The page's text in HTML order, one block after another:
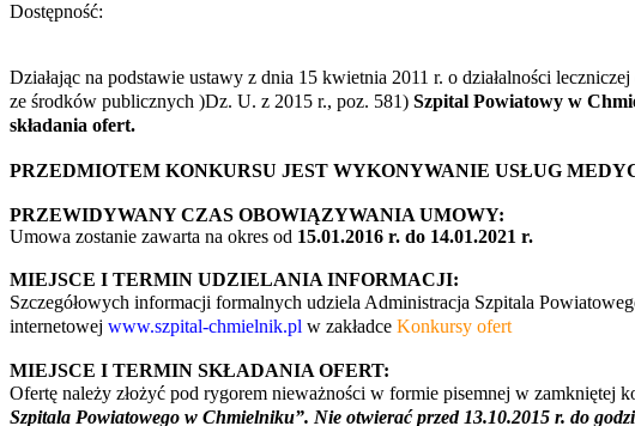
Dostępność:
Działając na podstawie ustawy z dnia 15 kwietnia 2011 r. o działalności
ze środków publicznych )Dz. U. z 2015 r., poz. 581) Szpital Powiatowy w
składania ofert.
PRZEDMIOTEM KONKURSU JEST WYKONYWANIE USŁUG
PRZEWIDYWANY CZAS OBOWIĄZYWANIA UMOWY:
Umowa zostanie zawarta na okres od 15.01.2016 r. do 14.01.2021 r.
MIEJSCE I TERMIN UDZIELANIA INFORMACJI:
Szczegółowych informacji formalnych udziela Administracja Szpitala
internetowej www.szpital-chmielnik.pl w zakładce Konkursy ofert
MIEJSCE I TERMIN SKŁADANIA OFERT:
Ofertę należy złożyć pod rygorem nieważności w formie pisemnej w zamkniętej
Szpitala Powiatowego w Chmielniku”. Nie otwierać przed 13.10.2015 r. do